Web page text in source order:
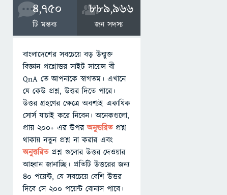
4,750
টি মন্তব্য
889,966
জন সদস্য
বাংলাদেশের সবচেয়ে বড় উন্মুক্ত
বিজ্ঞান প্রশ্নোত্তর সাইট সায়েন্স বী
QnA তে আপনাকে স্বাগতম। এখানে
যে কেউ প্রশ্ন, উত্তর দিতে পারে।
উত্তর গ্রহণের ক্ষেত্রে অবশ্যই একাধিক
সোর্স যাচাই করে নিবেন। অনেকগুলো,
প্রায় ২০০+ এর উপরঅনুত্তরিতপ্রশ্ন
থাকায় নতুন প্রশ্ন না করার এবং
অনুত্তরিত প্রশ্ন গুলোর উত্তর দেওয়ার
আহ্বান জানাচ্ছি। প্রতিটি উত্তরের জন্য
৪০ পয়েন্ট, যে সবচেয়ে বেশি উত্তর
দিবে সে ২০০ পয়েন্ট বোনাস পাবে।